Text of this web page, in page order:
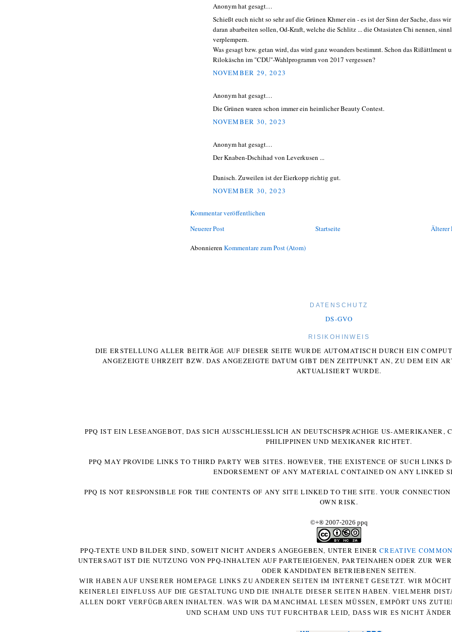
Anonym hat gesagt…
Schießt euch nicht so sehr auf die Grünen Khmer ein - es ist der Sinn der Sache, dass
daran abarbeiten sollen, Od-Kraft, welche die Schlitz ... die Ostasiaten Chi nennen,
verplempern.
Was gesagt bzw. getan wird, das wird ganz woanders bestimmt. Schon das Rißättlment
Rilokäschn im "CDU"-Wahlprogramm von 2017 vergessen?
NOVEMBER 29, 2023
Anonym hat gesagt…
Die Grünen waren schon immer ein heimlicher Beauty Contest.
NOVEMBER 30, 2023
Anonym hat gesagt…
Der Knaben-Dschihad von Leverkusen ...
Danisch. Zuweilen ist der Eierkopp richtig gut.
NOVEMBER 30, 2023
Kommentar veröffentlichen
Neuerer Post
Älterer
Startseite
Abonnieren Kommentare zum Post (Atom)
DATENSCHUTZ
DS-GVO
RISIKOHINWEIS
DIE ERSTELLUNG ALLER BEITRÄGE AUF DIESER SEITE WURDE AUTOMATISCH DURCH EIN
ANGEZEIGTE UHRZEIT BZW. DAS ANGEZEIGTE DATUM GIBT DEN ZEITPUNKT AN, ZU DEM EIN
AKTUALISIERT WURDE.
PPQ IST EIN LESEANGEBOT, DAS SICH AUSSCHLIESSLICH AN DEUTSCHSPRACHIGE US-AMERIKANER,
HILIPPINEN UND MEXIKANER RICHTET.
PPQ MAY PROVIDE LINKS TO THIRD PARTY WEB SITES. HOWEVER, THE EXISTENCE OF SUCH LINKS
ENDORSEMENT OF ANY MATERIAL CONTAINED ON ANY LINKED
PPQ IS NOT RESPONSIBLE FOR THE CONTENTS OF ANY SITE LINKED TO THE SITE. YOUR
OWN RISK.
©+® 2007-2026 ppq
PPQ-TEXTE UND BILDER SIND, SOWEIT NICHT ANDERS ANGEGEBEN, UNTER EINERCREATIVE
UNTERSAGT IST DIE NUTZUNG VON PPQ-INHALTEN AUF PARTEIEIGENEN, PARTEINAHEN ODER ZUR
ODER KANDIDATEN BETRIEBENEN SEITEN.
WIR HABEN AUF UNSERER HOMEPAGE LINKS ZU ANDEREN SEITEN IM INTERNET GESETZT. WIR
KEINERLEI EINFLUSS AUF DIE GESTALTUNG UND DIE INHALTE DIESER SEITEN HABEN. VIELMEHR
ALLEN DORT VERFÜGBAREN INHALTEN. WAS WIR DA MANCHMAL LESEN MÜSSEN, EMPÖRT UNS
UND SCHAM UND UNS TUT FURCHTBAR LEID, DASS WIR ES NICHT